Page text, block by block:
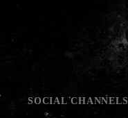
SOCIAL CHANNELS